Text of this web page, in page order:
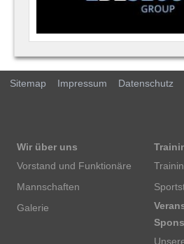
Sitemap Impressum Datenschutz
Wir über uns
Vorstand und Funktionäre
Mannschaften
Galerie